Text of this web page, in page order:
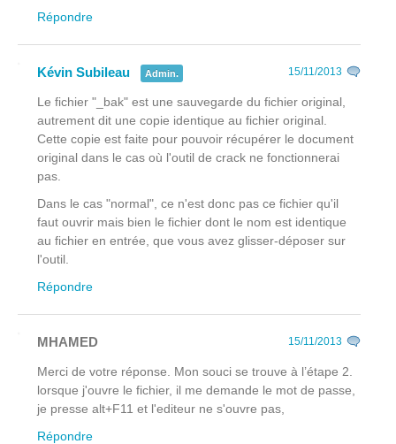
Répondre
Kévin Subileau Admin. 15/11/2013
Le fichier "_bak" est une sauvegarde du fichier original,
autrement dit une copie identique au fichier original.
Cette copie est faite pour pouvoir récupérer le document
original dans le cas où l'outil de crack ne fonctionnerai
pas.
Dans le cas "normal", ce n'est donc pas ce fichier qu'il
faut ouvrir mais bien le fichier dont le nom est identique
au fichier en entrée, que vous avez glisser-déposer sur
l'outil.
Répondre
MHAMED 15/11/2013
Merci de votre réponse. Mon souci se trouve à l’étape 2.
lorsque j'ouvre le fichier, il me demande le mot de passe,
je presse alt+F11 et l'editeur ne s'ouvre pas,
Répondre